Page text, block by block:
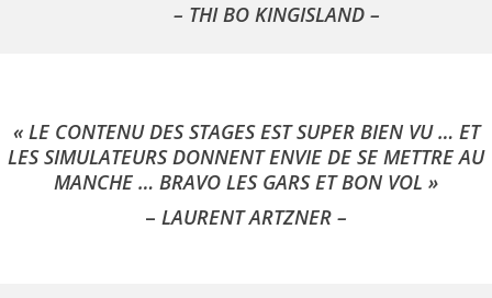
– THI BO KINGISLAND –
« LE CONTENU DES STAGES EST SUPER BIEN VU … ET
LES SIMULATEURS DONNENT ENVIE DE SE METTRE AU
MANCHE … BRAVO LES GARS ET BON VOL »
– LAURENT ARTZNER –